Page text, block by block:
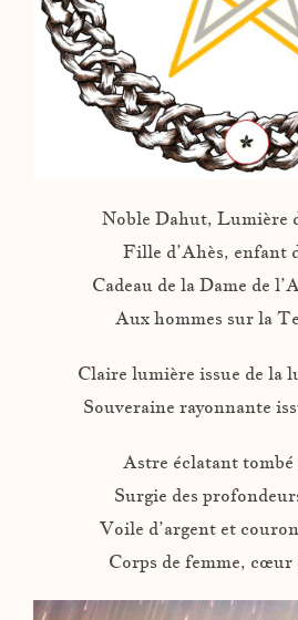
Noble Dahut, Lumière
Fille d’Ahès, enfant
Cadeau de la Dame de
Aux hommes sur la
Claire lumière issue de la
Souveraine rayonnante
Astre éclatant
Surgie des
Voile d’argent et
Corps de femme, cœur